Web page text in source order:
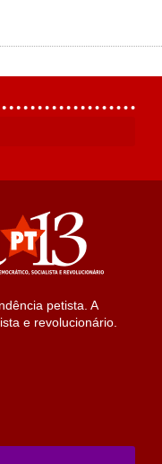
petista. A
e revolucionário.